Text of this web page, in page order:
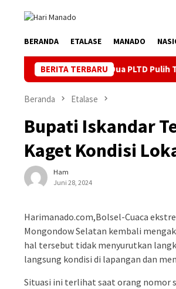
BERANDA ETALASE MANADO
BERITA TERBARU
Dua PLTD Pulih Total
Beranda Etalase
Bupati Iskandar
Kaget Kondisi
Ham
Juni 28, 2024
Harimanado.com,Bolsel-Cuaca
Mongondow Selatan kembali
hal tersebut tidak menyurutkan
langsung kondisi di lapangan dan
Situasi ini terlihat saat orang nomor